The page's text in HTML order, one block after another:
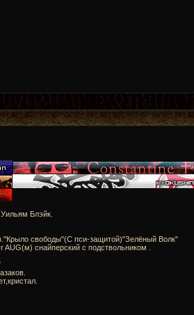
Блэйк.
свободы"(С пси-защитой)"Зелёный Волк"
снайперский с подствольником .